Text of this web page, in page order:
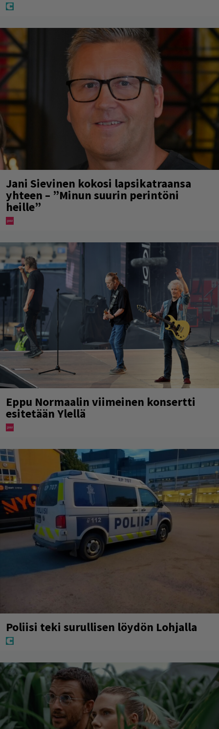
Jani Sievinen kokosi lapsikatraansa
yhteen – ”Minun suurin perintöni
heille”
Eppu Normaalin viimeinen konsertti
esitetään Ylellä
Poliisi teki surullisen löydön Lohjalla